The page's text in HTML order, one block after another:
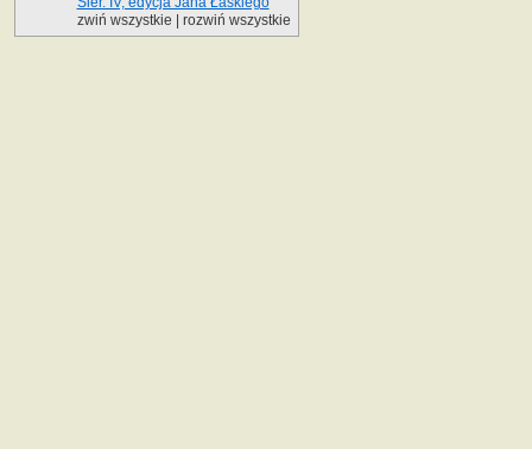
zwiń wszystkie
rozwiń wszystkie